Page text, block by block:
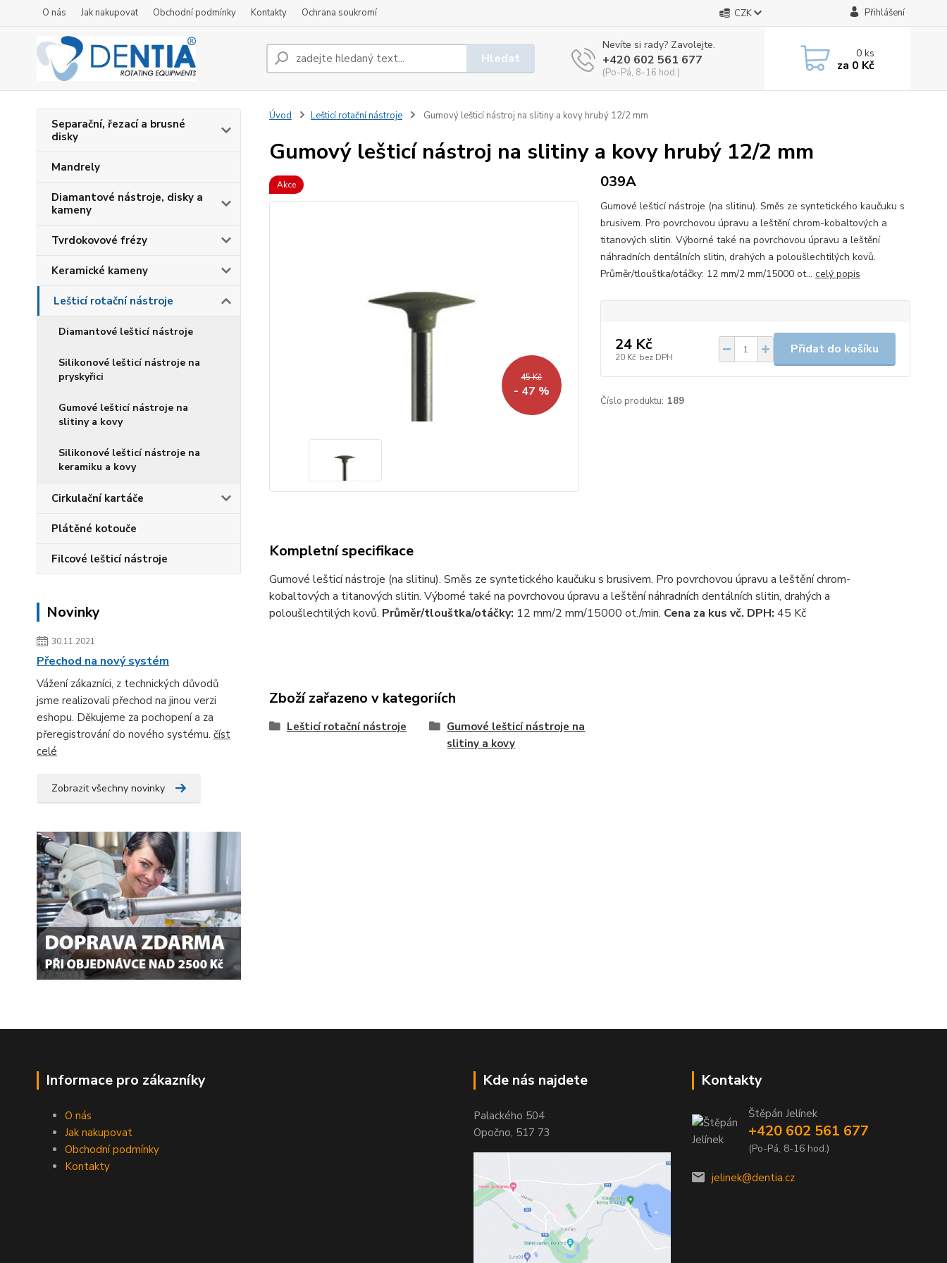
O nás Jak nakupovat Obchodní podmínky Kontakty Ochrana soukromí CZK Přihlášení
Hledat
Nevíte si rady? Zavolejte.
+420 602 561 677
(Po-Pá, 8-16 hod.)
0ks
za 0 Kč
Separační, řezací a brusné
disky
Mandrely
Diamantové nástroje, disky a
kameny
Tvrdokovové frézy
Keramické kameny
Lešticí rotační nástroje
Diamantové lešticí nástroje
Silikonové lešticí nástroje na
pryskyřici
Gumové lešticí nástroje na
slitiny a kovy
Silikonové lešticí nástroje na
keramiku a kovy
Cirkulační kartáče
Plátěné kotouče
Filcové lešticí nástroje
Novinky
30.11.2021
Přechod na nový systém
Vážení zákazníci, z technických důvodů
jsme realizovali přechod na jinou verzi
eshopu. Děkujeme za pochopení a za
přeregistrování do nového systému. číst
celé
Zobrazit všechny novinky
Úvod Lešticí rotační nástroje Gumový lešticí nástroj na slitiny a kovy hrubý 12/2 mm
Gumový lešticí nástroj na slitiny a kovy hrubý 12/2 mm
Akce
45 Kč
- 47 %
039A
Gumové lešticí nástroje (na slitinu). Směs ze syntetického kaučuku s
brusivem. Pro povrchovou úpravu a leštění chrom-kobaltových a
titanových slitin. Výborné také na povrchovou úpravu a leštění
náhradních dentálních slitin, drahých a poloušlechtilých kovů.
Průměr/tlouštka/otáčky: 12 mm/2 mm/15000 ot... celý popis
24 Kč
20 Kč bez DPH
Přidat do košíku
Číslo produktu: 189
Kompletní specifikace
Gumové lešticí nástroje (na slitinu). Směs ze syntetického kaučuku s brusivem. Pro povrchovou úpravu a leštění chrom-
kobaltových a titanových slitin. Výborné také na povrchovou úpravu a leštění náhradních dentálních slitin, drahých a
poloušlechtilých kovů. Průměr/tlouštka/otáčky: 12 mm/2 mm/15000 ot./min. Cena za kus vč. DPH: 45 Kč
Zboží zařazeno v kategoriích
Lešticí rotační nástroje
Gumové lešticí nástroje na
slitiny a kovy
Informace pro zákazníky
O nás
Jak nakupovat
Obchodní podmínky
Kontakty
Kde nás najdete
Palackého 504
Opočno, 517 73
Kontakty
Štěpán Jelínek
+420 602 561 677
(Po-Pá, 8-16 hod.)
jelinek@dentia.cz